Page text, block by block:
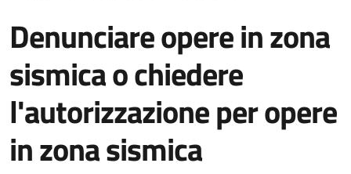
Denunciare opere in zona
sismica o chiedere
l'autorizzazione per opere
in zona sismica